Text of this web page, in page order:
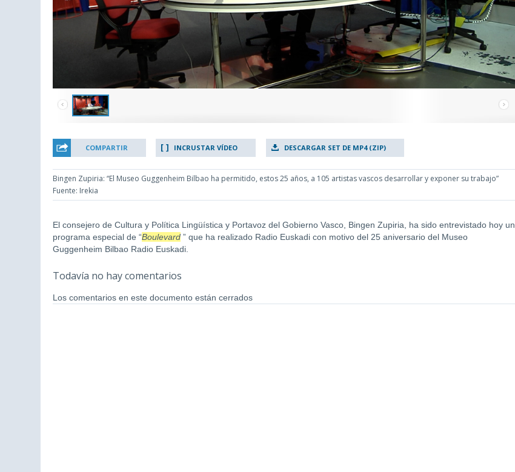
COMPARTIR INCRUSTAR VÍDEO DESCARGAR SET DE MP4 (ZIP)
Bingen Zupiria: “El Museo Guggenheim Bilbao ha permitido, estos 25 años, a 105 artistas vascos desarrollar y exponer su trabajo”
Fuente: Irekia
El consejero de Cultura y Política Lingüística y Portavoz del Gobierno Vasco, Bingen Zupiria, ha sido entrevistado hoy un
programa especial de “Boulevard ” que ha realizado Radio Euskadi con motivo del 25 aniversario del Museo
Guggenheim Bilbao Radio Euskadi.
Todavía no hay comentarios
Los comentarios en este documento están cerrados